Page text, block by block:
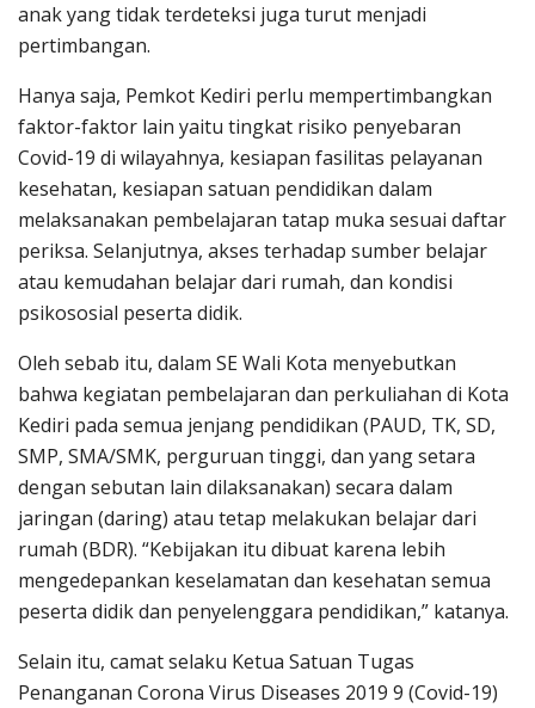
anak yang tidak terdeteksi juga turut menjadi
pertimbangan.
Hanya saja, Pemkot Kediri perlu mempertimbangkan
faktor-faktor lain yaitu tingkat risiko penyebaran
Covid-19 di wilayahnya, kesiapan fasilitas pelayanan
kesehatan, kesiapan satuan pendidikan dalam
melaksanakan pembelajaran tatap muka sesuai daftar
periksa. Selanjutnya, akses terhadap sumber belajar
atau kemudahan belajar dari rumah, dan kondisi
psikososial peserta didik.
Oleh sebab itu, dalam SE Wali Kota menyebutkan
bahwa kegiatan pembelajaran dan perkuliahan di Kota
Kediri pada semua jenjang pendidikan (PAUD, TK, SD,
SMP, SMA/SMK, perguruan tinggi, dan yang setara
dengan sebutan lain dilaksanakan) secara dalam
jaringan (daring) atau tetap melakukan belajar dari
rumah (BDR). “Kebijakan itu dibuat karena lebih
mengedepankan keselamatan dan kesehatan semua
peserta didik dan penyelenggara pendidikan,” katanya.
Selain itu, camat selaku Ketua Satuan Tugas
Penanganan Corona Virus Diseases 2019 9 (Covid-19)